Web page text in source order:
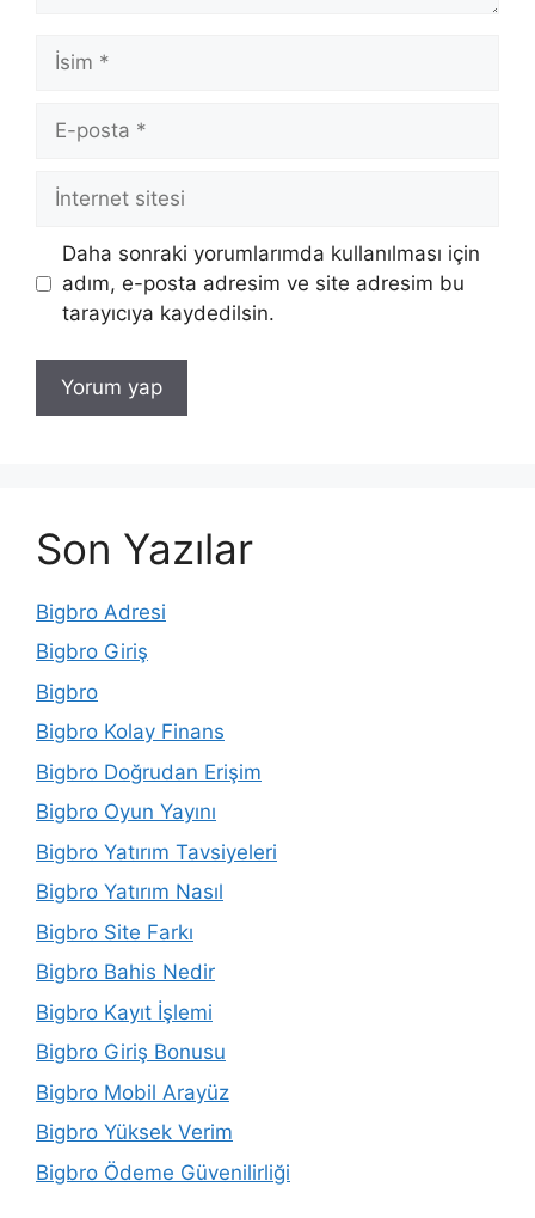
İsim
posta
İnternet
Daha sonraki yorumlarımda kullanılması için
adım, e-posta adresim ve site adresim bu
tarayıcıya kaydedilsin.
Son Yazılar
Bigbro Adresi
Bigbro Giriş
Bigbro
Bigbro Kolay Finans
Bigbro Doğrudan Erişim
Bigbro Oyun Yayını
Bigbro Yatırım Tavsiyeleri
Bigbro Yatırım Nasıl
Bigbro Site Farkı
Bigbro Bahis Nedir
Bigbro Kayıt İşlemi
Bigbro Giriş Bonusu
Bigbro Mobil Arayüz
Bigbro Yüksek Verim
Bigbro Ödeme Güvenilirliği